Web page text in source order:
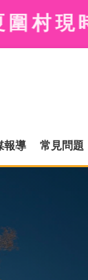
3-4人
報導 常見問題